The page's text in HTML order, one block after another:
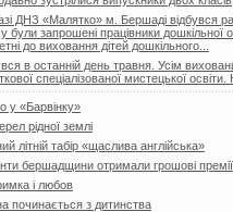
ДНЗ «Малятко» м. Бершаді відбувся
були запрошені працівники дошкільної
до виховання дітей дошкільного...
в останній день травня. Усім
спеціалізованої мистецької
у «Барвінку»
рідної землі
літній табір «щаслива англійська»
бершадщини отримали грошові премії
і любов
починається з дитинства